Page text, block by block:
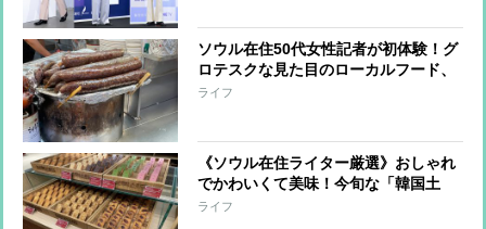
ソウル在住50代女性記者が初体験！グ
ロテスクな見た目のローカルフード、
どじょうの伝統的スープ…この夏夢中
ライフ
《ソウル在住ライター厳選》おしゃれ
でかわいくて美味！今旬な「韓国土
産」新定番
ライフ